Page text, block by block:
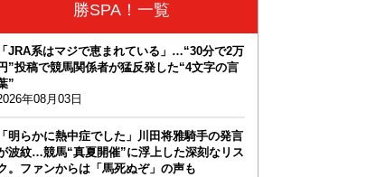
勝SPA！一覧
「JRA系はマジで恵まれている」…“30分で2万
”投稿で競馬関係者が猛反発した“4文字の言
”
年08月03日
「明らかに熱中症でした」川田将雅騎手の発言
波紋…競馬“真夏開催”に浮上した深刻なリス
。ファンからは「馬死ぬぞ」の声も